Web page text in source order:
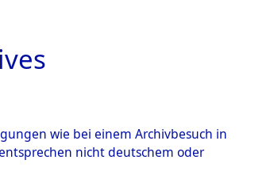
wie bei einem Archivbesuch in
nicht deutschem oder